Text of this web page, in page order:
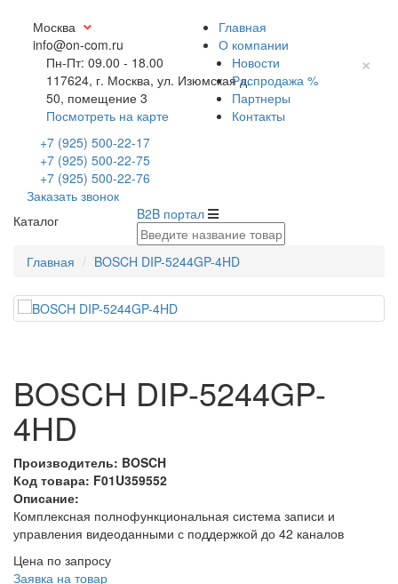
Москва
info@on-com.ru
Пн-Пт: 09.00 - 18.00
117624, г. Москва, ул. Изюмская д.
50, помещение 3
Посмотреть на карте
×
Главная
О компании
Новости
Распродажа %
Партнеры
Контакты
+7 (925) 500-22-17
+7 (925) 500-22-75
+7 (925) 500-22-76
Заказать звонок
Каталог
B2B портал
Главная BOSCH DIP-5244GP-4HD
BOSCH DIP-5244GP-
4HD
Производитель: BOSCH
Код товара: F01U359552
Описание:
Комплексная полнофункциональная система записи и
управления видеоданными с поддержкой до 42 каналов
Цена по запросу
Заявка на товар